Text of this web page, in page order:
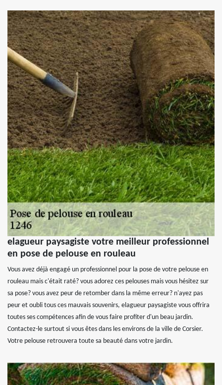
elagueur paysagiste votre meilleur professionnel
en pose de pelouse en rouleau
Vous avez déjà engagé un professionnel pour la pose de votre pelouse en
rouleau mais c'était raté? vous adorez ces pelouses mais vous hésitez sur
sa pose? vous avez peur de retomber dans la même erreur? n'ayez pas
peur et oubli tous ces mauvais souvenirs, elagueur paysagiste vous offrira
toutes ses compétences afin de vous faire profiter d'un beau jardin.
Contactez-le surtout si vous êtes dans les environs de la ville de Corsier.
Votre pelouse retrouvera toute sa beauté dans votre jardin.